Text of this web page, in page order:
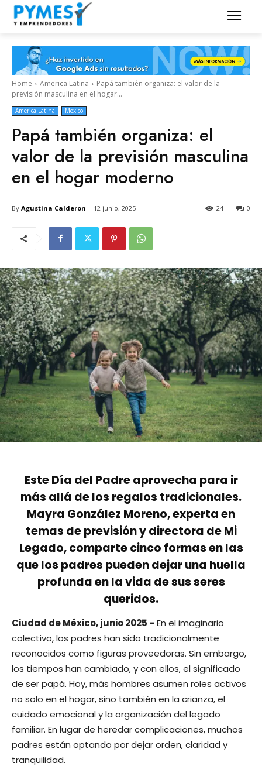
Home America Latina
Papá también organiza: el valor de la
previsión masculina en el hogar...
America Latina Mexico
Papá también organiza: el
valor de la previsión masculina
en el hogar moderno
By Agustina Calderon 12 junio, 2025 0
24
Este Día del Padre aprovecha para ir
más allá de los regalos tradicionales.
Mayra González Moreno, experta en
temas de previsión y directora de Mi
Legado, comparte cinco formas en las
que los padres pueden dejar una huella
profunda en la vida de sus seres
queridos.
Ciudad de México, junio 2025 –En el imaginario
colectivo, los padres han sido tradicionalmente
reconocidos como figuras proveedoras. Sin embargo,
los tiempos han cambiado, y con ellos, el significado
de ser papá. Hoy, más hombres asumen roles activos
no solo en el hogar, sino también en la crianza, el
cuidado emocional y la organización del legado
familiar. En lugar de heredar complicaciones, muchos
padres están optando por dejar orden, claridad y
tranquilidad.